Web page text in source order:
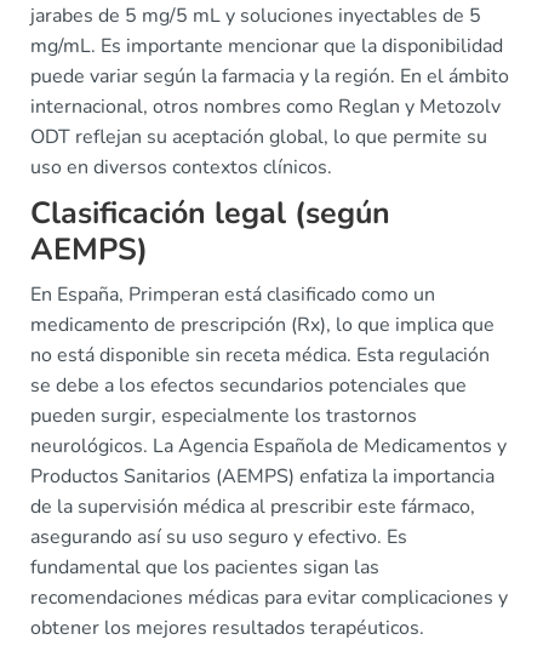
jarabes de 5 mg/5 mL y soluciones inyectables de 5
mg/mL. Es importante mencionar que la disponibilidad
puede variar según la farmacia y la región. En el ámbito
internacional, otros nombres como Reglan y Metozolv
ODT reflejan su aceptación global, lo que permite su
uso en diversos contextos clínicos.
Clasificación legal (según
AEMPS)
En España, Primperan está clasificado como un
medicamento de prescripción (Rx), lo que implica que
no está disponible sin receta médica. Esta regulación
se debe a los efectos secundarios potenciales que
pueden surgir, especialmente los trastornos
neurológicos. La Agencia Española de Medicamentos y
Productos Sanitarios (AEMPS) enfatiza la importancia
de la supervisión médica al prescribir este fármaco,
asegurando así su uso seguro y efectivo. Es
fundamental que los pacientes sigan las
recomendaciones médicas para evitar complicaciones y
obtener los mejores resultados terapéuticos.